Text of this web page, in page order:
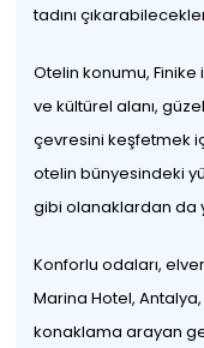
tadını
Otelin konumu,
ve kültürel alanı,
çevresini keşfetmek
otelin bünyesindeki
gibi olanaklardan da
Konforlu odaları,
Marina Hotel,
konaklama arayan